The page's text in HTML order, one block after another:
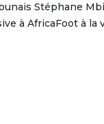
Stéphane
à AfricaFoot à la